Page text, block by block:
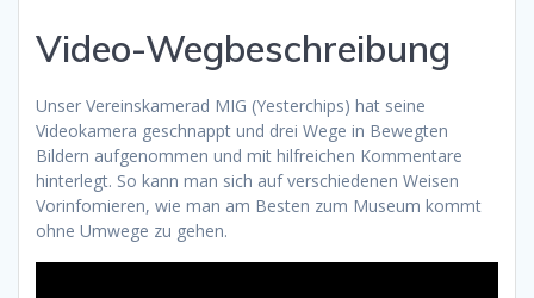
Video-Wegbeschreibung
Unser Vereinskamerad MIG (Yesterchips) hat seine
Videokamera geschnappt und drei Wege in Bewegten
Bildern aufgenommen und mit hilfreichen Kommentare
hinterlegt. So kann man sich auf verschiedenen Weisen
Vorinfomieren, wie man am Besten zum Museum kommt
ohne Umwege zu gehen.